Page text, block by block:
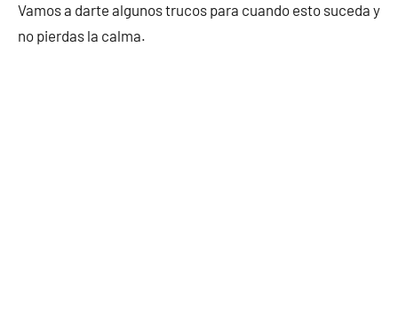
Vamos a darte algunos trucos para cuando esto suceda y
no pierdas la calma.